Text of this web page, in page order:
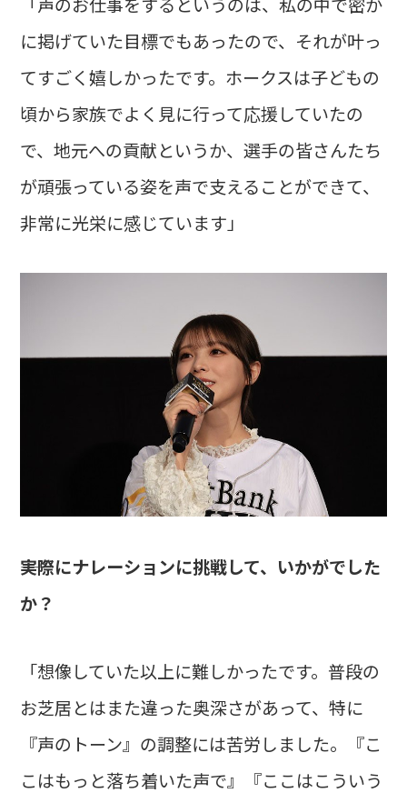
に掲げていた目標でもあったので、それが叶っ
てすごく嬉しかったです。ホークスは子どもの
頃から家族でよく見に行って応援していたの
で、地元への貢献というか、選手の皆さんたち
が頑張っている姿を声で支えることができて、
非常に光栄に感じています」
――実際にナレーションに挑戦して、いかがでした
か？
「想像していた以上に難しかったです。普段の
お芝居とはまた違った奥深さがあって、特に
『声のトーン』の調整には苦労しました。『こ
こはもっと落ち着いた声で』『ここはこういう